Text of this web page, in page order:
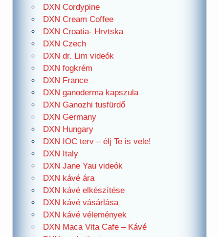
DXN Cordypine
DXN Cream Coffee
DXN Croatia- Hrvtska
DXN Czech
DXN dr. Lim videók
DXN fogkrém
DXN France
DXN ganoderma kapszula
DXN Ganozhi tusfürdő
DXN Germany
DXN Hungary
DXN IOC terv – élj Te is vele!
DXN Italy
DXN Jane Yau videók
DXN kávé ára
DXN kávé elkészítése
DXN kávé vásárlása
DXN kávé vélemények
DXN Maca Vita Cafe – Kávé